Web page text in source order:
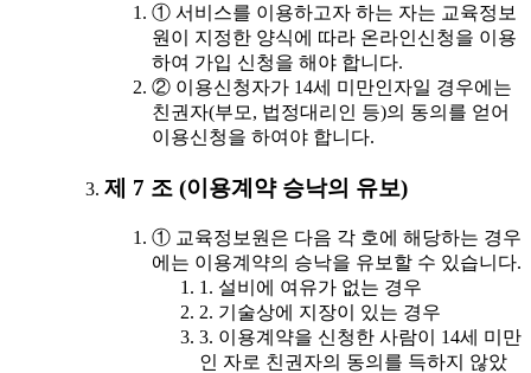
① 서비스를 이용하고자 하는 자는 교육정보
원이 지정한 양식에 따라 온라인신청을 이용
하여 가입 신청을 해야 합니다.
② 이용신청자가 14세 미만인자일 경우에는
친권자(부모, 법정대리인 등)의 동의를 얻어
이용신청을 하여야 합니다.
제 7 조 (이용계약 승낙의 유보)
① 교육정보원은 다음 각 호에 해당하는 경우
에는 이용계약의 승낙을 유보할 수 있습니다.
1. 설비에 여유가 없는 경우
2. 기술상에 지장이 있는 경우
3. 이용계약을 신청한 사람이 14세 미만
인 자로 친권자의 동의를 득하지 않았